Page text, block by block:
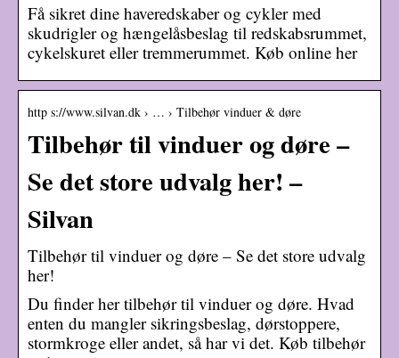
Få sikret dine haveredskaber og cykler med
skudrigler og hængelåsbeslag til redskabsrummet,
cykelskuret eller tremmerummet. Køb online her
http s://www.silvan.dk › … › Tilbehør vinduer & døre
Tilbehør til vinduer og døre –
Se det store udvalg her! –
Silvan
Tilbehør til vinduer og døre – Se det store udvalg
her!
Du finder her tilbehør til vinduer og døre. Hvad
enten du mangler sikringsbeslag, dørstoppere,
stormkroge eller andet, så har vi det. Køb tilbehør